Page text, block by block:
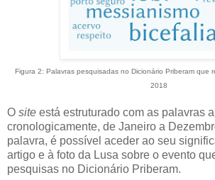
Figura 2: Palavras pesquisadas no Dicionário Priberam que
2018
O site está estruturado com as palavras
cronologicamente, de Janeiro a
palavra, é possível aceder ao seu
artigo e à foto da Lusa sobre o evento
pesquisas no Dicionário Priberam.